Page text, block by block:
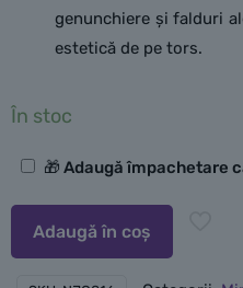
genunchiere și falduri
estetică de pe tors.
În stoc
Opțiuni🎁 Adaugă împachetare
Adaugă în coș